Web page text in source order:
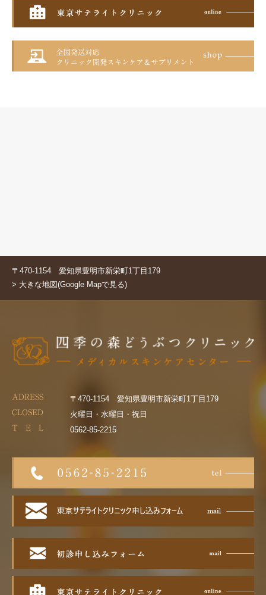
〒470-1154 愛知県豊明市新栄町1丁目179
> 大きな地図(Google Mapで見る)
ADRESS 〒470-1154 愛知県豊明市新栄町1丁目179
CLOSED 火曜日・水曜日・祝日
T E L 0562-85-2215